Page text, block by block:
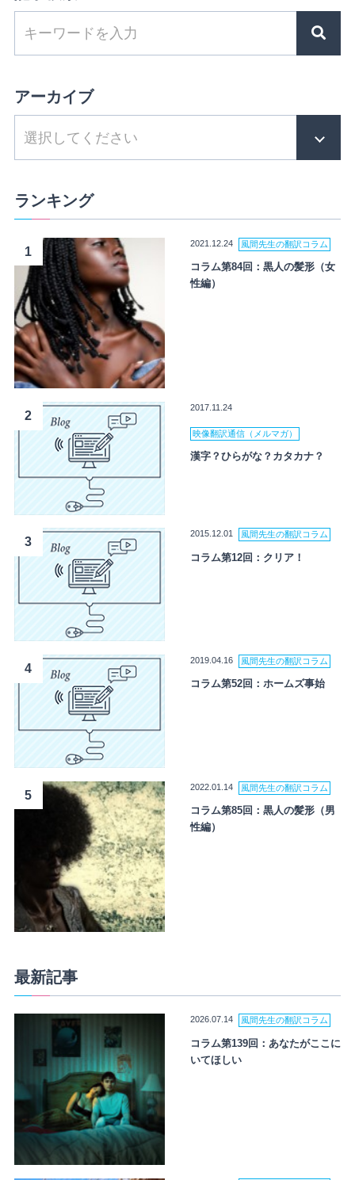
アーカイブ
ランキング
1
2021.12.24 風間先生の翻訳コラム
コラム第84回：黒人の髪形（女
性編）
2
2017.11.24
映像翻訳通信（メルマガ）
漢字？ひらがな？カタカナ？
3
2015.12.01 風間先生の翻訳コラム
コラム第12回：クリア！
4
2019.04.16 風間先生の翻訳コラム
コラム第52回：ホームズ事始
5
2022.01.14 風間先生の翻訳コラム
コラム第85回：黒人の髪形（男
性編）
最新記事
2026.07.14 風間先生の翻訳コラム
コラム第139回：あなたがここに
いてほしい